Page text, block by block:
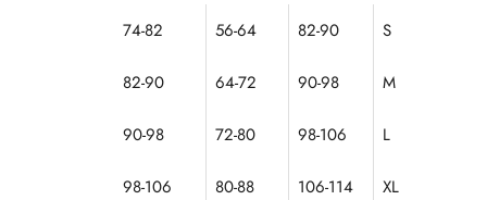
74-82 56-64 82-90 S
82-90 64-72 90-98 M
90-98 72-80 98-106 L
98-106 80-88 106-114 XL